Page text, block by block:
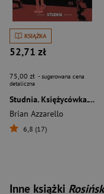
KSIĄŻKA
52,71 zł
75,00 zł - sugerowana cena
detaliczna
Studnia. Księżycówka. Tom 5
Brian Azzarello
6,8 (17)
Inne książki